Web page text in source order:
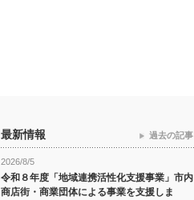
最新情報
2026/8/5
令和８年度「地域連携活性化支援事業」市内
商店街・商業団体による事業を支援しま
過去の記事